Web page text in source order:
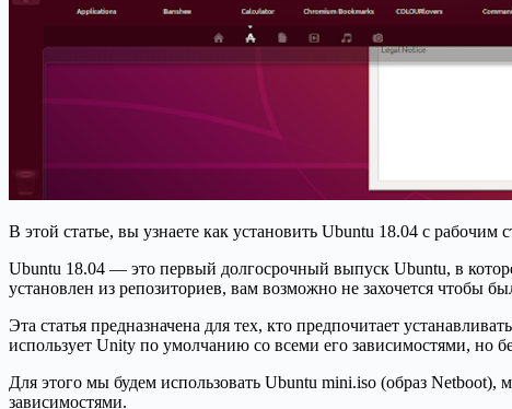
В этой статье, вы узнаете как установить Ubuntu 18.04 с
Ubuntu 18.04 — это первый долгосрочный выпуск Ubuntu, в
установлен из репозиториев, вам возможно не захочется чтобы
Эта статья предназначена для тех, кто предпочитает
использует Unity по умолчанию со всеми его зависимостями, но
Для этого мы будем использовать Ubuntu mini.iso (образ
зависимостями.